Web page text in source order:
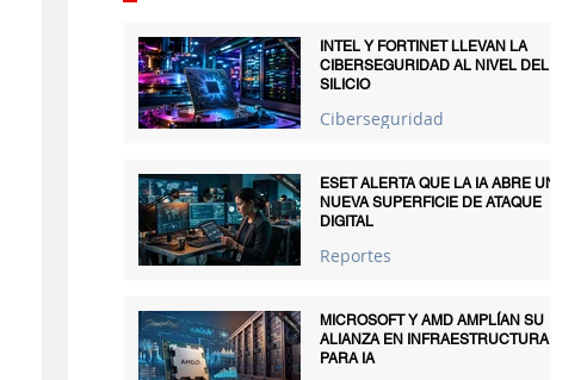
INTEL Y FORTINET LLEVAN LA
CIBERSEGURIDAD AL NIVEL DEL
SILICIO
Ciberseguridad
ESET ALERTA QUE LA IA ABRE UNA
NUEVA SUPERFICIE DE ATAQUE
DIGITAL
Reportes
MICROSOFT Y AMD AMPLÍAN SU
ALIANZA EN INFRAESTRUCTURA
PARA IA